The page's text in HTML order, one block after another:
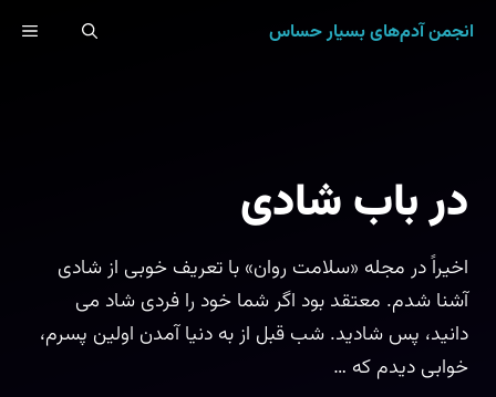
پرش
انجمن آدم‌های بسیار حساس
در باب شادی
اخیراً در مجله «سلامت روان» با تعریف خوبی از شادی
آشنا شدم. معتقد بود اگر شما خود را فردی شاد می
دانید، پس شادید. شب قبل از به دنیا آمدن اولین پسرم،
خوابی دیدم که …